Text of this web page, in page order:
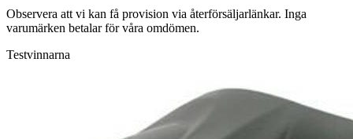
Observera att vi kan få provision via återförsäljarlänkar. Inga
varumärken betalar för våra omdömen.
Testvinnarna